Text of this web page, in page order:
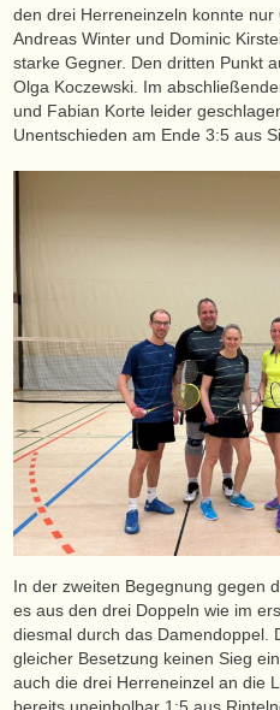
den drei Herreneinzeln konnte
Andreas Winter und Dominic
starke Gegner. Den dritten Punkt
Olga Koczewski. Im
und Fabian Korte leider
Unentschieden am Ende 3:5 aus
In der zweiten Begegnung gegen
es aus den drei Doppeln wie im
diesmal durch das Damendoppel.
gleicher Besetzung keinen Sieg
auch die drei Herreneinzel an die
bereits uneinholbar 1:5 aus